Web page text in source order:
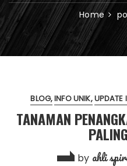
Home
BLOG INFO UNIK UPDATE
TANAMAN
by ahli